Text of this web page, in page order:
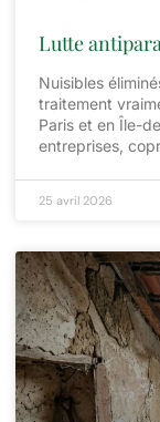
Lutte
Nuisibles
traitement
Paris et en Île-
entreprises,
25 avril 2026